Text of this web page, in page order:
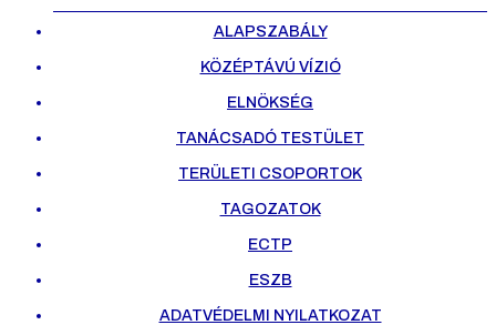
ALAPSZABÁLY
KÖZÉPTÁVÚ VÍZIÓ
ELNÖKSÉG
TANÁCSADÓ TESTÜLET
TERÜLETI CSOPORTOK
TAGOZATOK
ECTP
ESZB
ADATVÉDELMI NYILATKOZAT